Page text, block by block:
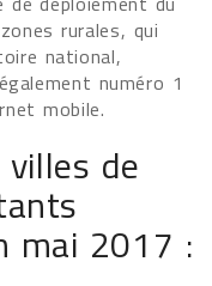
rurales, qui
national,
numéro 1
mobile.
de
mai 2017 :